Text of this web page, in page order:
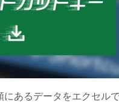
ム > Excel 公開日：
キャンした
する方法
にあるデータをエクセル